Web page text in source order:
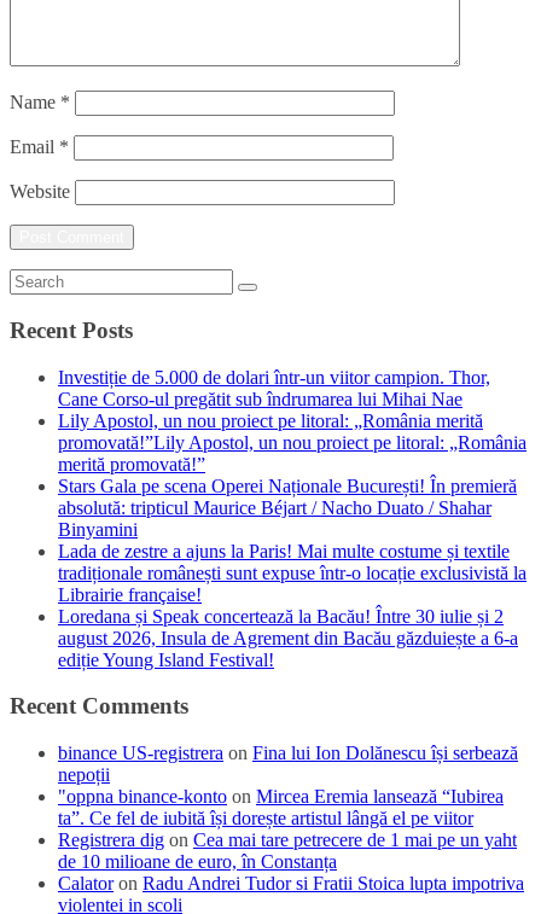
Name *
Email *
Website
Recent Posts
Investiție de 5.000 de dolari într-un viitor campion. Thor,
Cane Corso-ul pregătit sub îndrumarea lui Mihai Nae
Lily Apostol, un nou proiect pe litoral: „România merită
promovată!”Lily Apostol, un nou proiect pe litoral: „România
merită promovată!”
Stars Gala pe scena Operei Naționale București! În premieră
absolută: tripticul Maurice Béjart / Nacho Duato / Shahar
Binyamini
Lada de zestre a ajuns la Paris! Mai multe costume și textile
tradiționale românești sunt expuse într-o locație exclusivistă la
Librairie française!
Loredana și Speak concertează la Bacău! Între 30 iulie și 2
august 2026, Insula de Agrement din Bacău găzduiește a 6-a
ediție Young Island Festival!
Recent Comments
binance US-registrera on Fina lui Ion Dolănescu își serbează
nepoții
"oppna binance-konto on Mircea Eremia lansează “Iubirea
ta”. Ce fel de iubită își dorește artistul lângă el pe viitor
Registrera dig on Cea mai tare petrecere de 1 mai pe un yaht
de 10 milioane de euro, în Constanța
Calatoron Radu Andrei Tudor si Fratii Stoica lupta impotriva
violentei in scoli